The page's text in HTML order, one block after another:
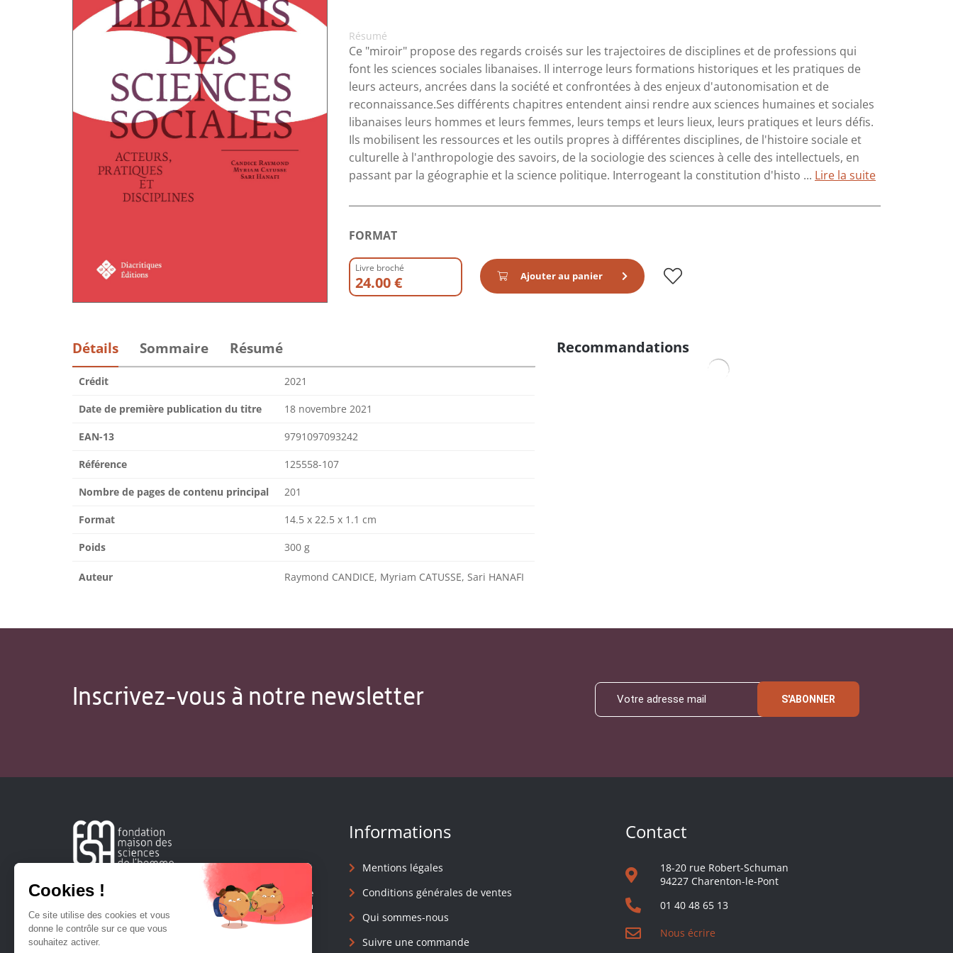
Résumé
Ce "miroir" propose des regards croisés sur les trajectoires de disciplines et de professions qui
font les sciences sociales libanaises. Il interroge leurs formations historiques et les pratiques de
leurs acteurs, ancrées dans la société et confrontées à des enjeux d'autonomisation et de
reconnaissance.Ses différents chapitres entendent ainsi rendre aux sciences humaines et sociales
libanaises leurs hommes et leurs femmes, leurs temps et leurs lieux, leurs pratiques et leurs défis.
Ils mobilisent les ressources et les outils propres à différentes disciplines, de l'histoire sociale et
culturelle à l'anthropologie des savoirs, de la sociologie des sciences à celle des intellectuels, en
passant par la géographie et la science politique. Interrogeant la constitution d'histo ... Lire la suite
FORMAT
Livre broché
24.00 € Ajouter au panier
Détails Sommaire Résumé
Crédit 2021
Date de première publication du titre 18 novembre 2021
EAN-13 9791097093242
Référence 125558-107
Nombre de pages de contenu principal 201
Format 14.5 x 22.5 x 1.1 cm
Poids 300 g
Auteur Raymond CANDICE, Myriam CATUSSE, Sari HANAFI
Recommandations
Inscrivez-vous à notre newsletter S'ABONNER
Créée en 1963, la Fondation Maison Sciences de l'Homme
soutient la recherche et la diffusion des connaissances en
sciences humaines et sociales.
Informations
Mentions légales
Conditions générales de ventes
Qui sommes-nous
Suivre une commande
Contact
18-20 rue Robert-Schuman
94227 Charenton-le-Pont
01 40 48 65 13
Nous écrire